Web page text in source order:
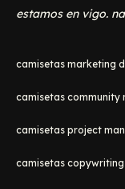
estamos en vigo.
camisetas marketing
camisetas community
camisetas project
camisetas copywriting